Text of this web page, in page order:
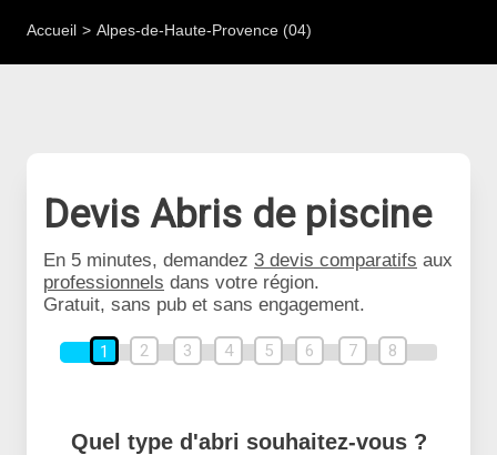
Accueil Alpes-de-Haute-Provence (04)
Devis Abris de piscine
En 5 minutes, demandez 3 devis comparatifs aux
professionnels dans votre région.
Gratuit, sans pub et sans engagement.
1 2 3 4 5 6 7 8
Quel type d'abri souhaitez-vous ?